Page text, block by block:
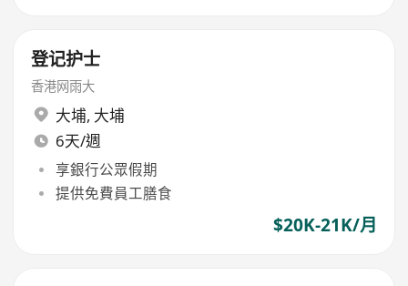
登记护士
香港网雨大
大埔, 大埔
6天/週
享銀行公眾假期
提供免費員工膳食
$20K-21K/月